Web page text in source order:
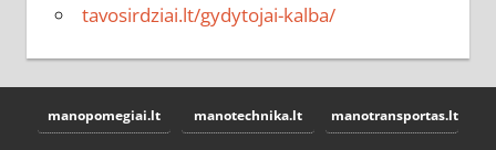
tavosirdziai.lt/gydytojai-kalba/
manopomegiai.lt manotechnika.lt manotransportas.lt